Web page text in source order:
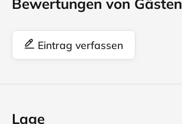
Bewertungen von Gästen
Eintrag verfassen
Lage